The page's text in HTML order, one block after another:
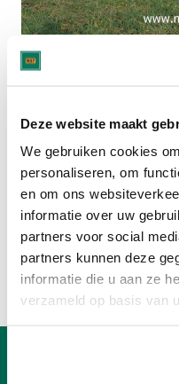
Deze website maakt
We gebruiken cookies
personaliseren, om
en om ons
informatie over uw
partners voor social
partners kunnen deze
informatie die u aan ze
verzameld op basis van
CARAVANS
Volledig